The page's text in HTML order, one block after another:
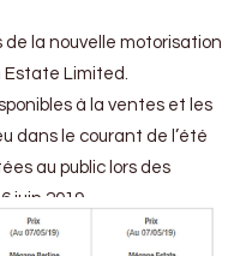
de la nouvelle motorisation
Estate Limited.
à la ventes et les
dans le courant de l’été
au public lors des
juin 2019.